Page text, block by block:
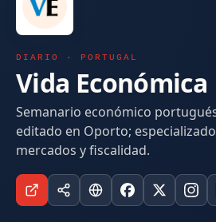
DIARIO · PORTUGAL
Vida Económica
Semanario económico
editado en Oporto;
mercados y fiscalidad.